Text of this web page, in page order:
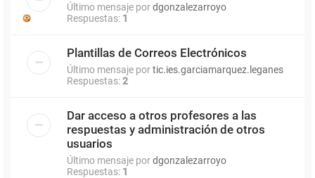
Último mensaje pordgonzalezarroyo
Respuestas: 1
Plantillas de Correos Electrónicos
Último mensaje portic.ies.garciamarquez.leganes
Respuestas:2
Dar acceso a otros profesores a las
respuestas y administración de otros
usuarios
Último mensaje pordgonzalezarroyo
Respuestas: 1